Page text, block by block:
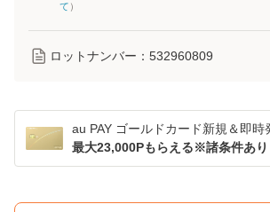
て ）
ロットナンバー： 532960809
au PAY ゴールドカード新規＆即時
最大23,000Pもらえる※諸条件あり